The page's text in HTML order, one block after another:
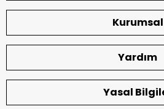
Kurumsal
Yardım
Yasal